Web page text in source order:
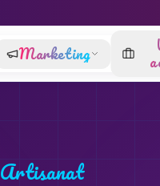
Marketing
Artisanat